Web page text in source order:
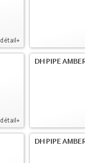
détail+
détail+
DH PIPE
DH PIPE